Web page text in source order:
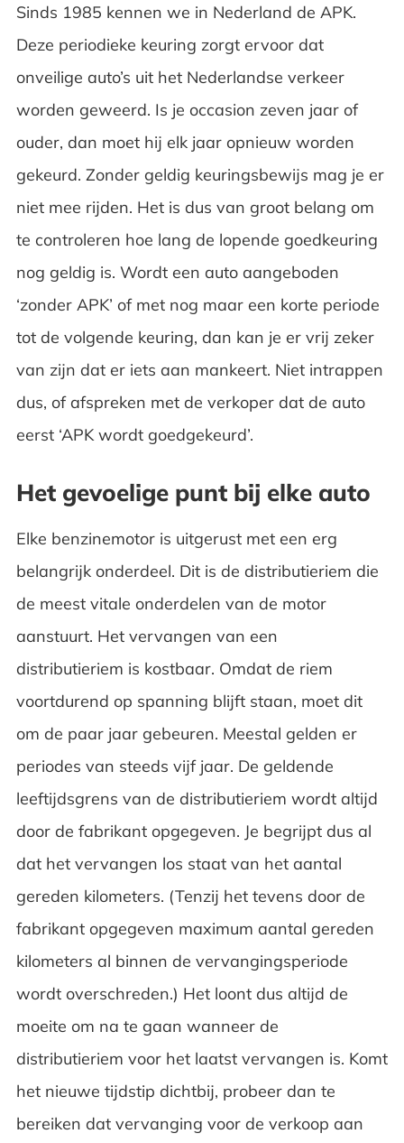
Sinds 1985 kennen we in Nederland de APK.
Deze periodieke keuring zorgt ervoor dat
onveilige auto’s uit het Nederlandse verkeer
worden geweerd. Is je occasion zeven jaar of
ouder, dan moet hij elk jaar opnieuw worden
gekeurd. Zonder geldig keuringsbewijs mag je er
niet mee rijden. Het is dus van groot belang om
te controleren hoe lang de lopende goedkeuring
nog geldig is. Wordt een auto aangeboden
‘zonder APK’ of met nog maar een korte periode
tot de volgende keuring, dan kan je er vrij zeker
van zijn dat er iets aan mankeert. Niet intrappen
dus, of afspreken met de verkoper dat de auto
eerst ‘APK wordt goedgekeurd’.
Het gevoelige punt bij elke auto
Elke benzinemotor is uitgerust met een erg
belangrijk onderdeel. Dit is de distributieriem die
de meest vitale onderdelen van de motor
aanstuurt. Het vervangen van een
distributieriem is kostbaar. Omdat de riem
voortdurend op spanning blijft staan, moet dit
om de paar jaar gebeuren. Meestal gelden er
periodes van steeds vijf jaar. De geldende
leeftijdsgrens van de distributieriem wordt altijd
door de fabrikant opgegeven. Je begrijpt dus al
dat het vervangen los staat van het aantal
gereden kilometers. (Tenzij het tevens door de
fabrikant opgegeven maximum aantal gereden
kilometers al binnen de vervangingsperiode
wordt overschreden.) Het loont dus altijd de
moeite om na te gaan wanneer de
distributieriem voor het laatst vervangen is. Komt
het nieuwe tijdstip dichtbij, probeer dan te
bereiken dat vervanging voor de verkoop aan